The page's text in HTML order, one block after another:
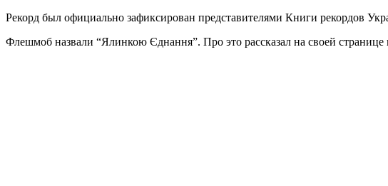
Рекорд был официально зафиксирован представителями Книги рекордов
Флешмоб назвали “Ялинкою Єднання”. Про это рассказал на своей